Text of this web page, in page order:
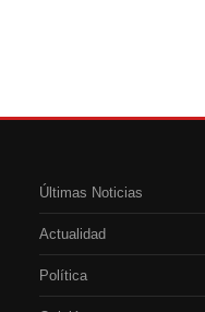
Últimas Noticias
Actualidad
Política